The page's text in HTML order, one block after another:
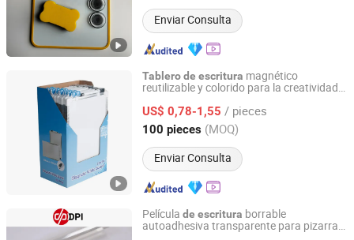
Enviar Consulta
Tablerode escritura magnético
reutilizable y colorido para la creatividad
US$ 0,78-1,55 / pieces
100 pieces (MOQ)
Enviar Consulta
Hangzhou Vwin Technology Co., Ltd.
Zhejiang, China Desde 2020
Película de escritura borrable
autoadhesiva transparente para pizarra
Shanghai Hanker Industrial Co., Ltd.